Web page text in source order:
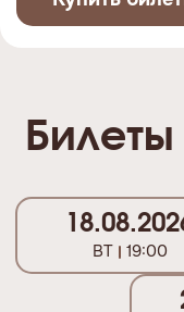
ВТ 19:00